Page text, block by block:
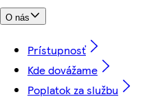
O nás
Prístupnosť
Kde dovážame
Poplatok za službu